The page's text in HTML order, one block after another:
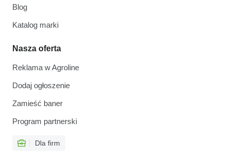
Blog
Katalog marki
Nasza oferta
Reklama w Agroline
Dodaj ogłoszenie
Zamieść baner
Program partnerski
Dla firm